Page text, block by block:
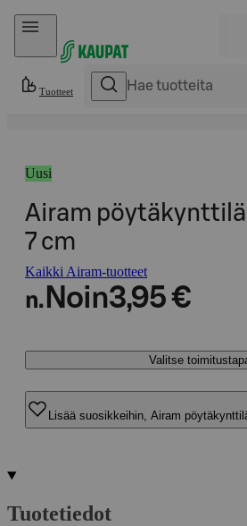
Hyppää sisältöön
Tuotteet
Uusi
Airam pöytäkynttilä
7 cm
Kaikki Airam-tuotteet
n. Noin3,95 €
Valitse
Lisää suosikkeihin, Airam
Tuotetiedot